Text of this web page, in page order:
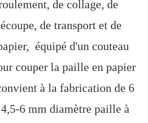
de collage, de
de transport et de
équipé d'un couteau
couper la paille en papier
à la fabrication de 6
6 mm diamètre paille à